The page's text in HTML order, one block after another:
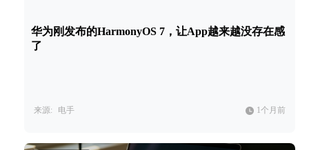
华为刚发布的HarmonyOS 7，让App越来越没存在感
了
来源: 电手 1个月前